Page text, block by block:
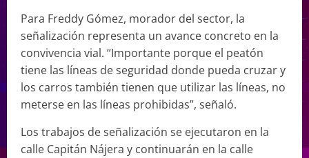
Para Freddy Gómez, morador del sector, la
señalización representa un avance concreto en la
convivencia vial. “Importante porque el peatón
tiene las líneas de seguridad donde pueda cruzar y
los carros también tienen que utilizar las líneas, no
meterse en las líneas prohibidas”, señaló.
Los trabajos de señalización se ejecutaron en la
calle Capitán Nájera y continuarán en la calle